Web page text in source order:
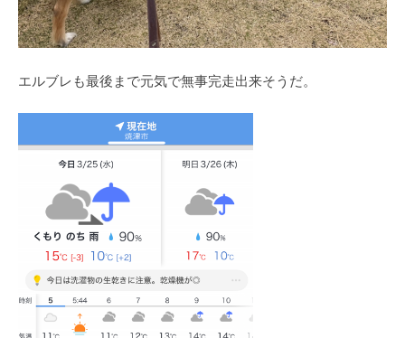
エルブレも最後まで元気で無事完走出来そうだ。